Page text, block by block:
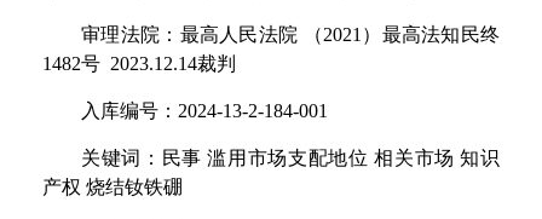
审理法院：最高人民法院 （2021 ）最高法知民终
1482号 2023.12.14裁判
入库编号 ： 2024-13-2-184-001
关键词 ： 民事 滥用市场支配地位 相关市场 知识
产权 烧结钕铁硼